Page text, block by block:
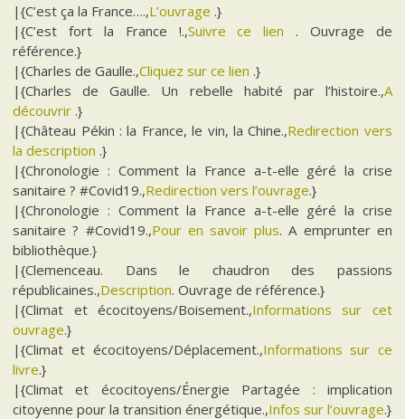
|{C’est ça la France….,L’ouvrage .}
|{C’est fort la France !.,Suivre ce lien . Ouvrage de
référence.}
|{Charles de Gaulle.,Cliquez sur ce lien .}
|{Charles de Gaulle. Un rebelle habité par l’histoire.,A
découvrir .}
|{Château Pékin : la France, le vin, la Chine.,Redirection vers
la description .}
|{Chronologie : Comment la France a-t-elle géré la crise
sanitaire ? #Covid19.,Redirection vers l’ouvrage.}
|{Chronologie : Comment la France a-t-elle géré la crise
sanitaire ? #Covid19.,Pour en savoir plus. A emprunter en
bibliothèque.}
|{Clemenceau. Dans le chaudron des passions
républicaines.,Description. Ouvrage de référence.}
|{Climat et écocitoyens/Boisement.,Informations sur cet
ouvrage.}
|{Climat et écocitoyens/Déplacement.,Informations sur ce
livre.}
|{Climat et écocitoyens/Énergie Partagée : implication
citoyenne pour la transition énergétique.,Infos sur l’ouvrage.}